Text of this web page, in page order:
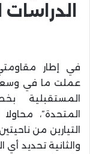
عملت ما في وسعي
المستقبلية
المتحدة”،
التيارين من
والثانية تحديد أي